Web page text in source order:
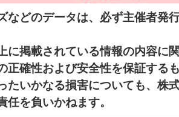
などのデータは、必ず主催者発
に掲載されている情報の内容に
正確性および安全性を保証する
たいかなる損害についても、株
任を負いかねます。